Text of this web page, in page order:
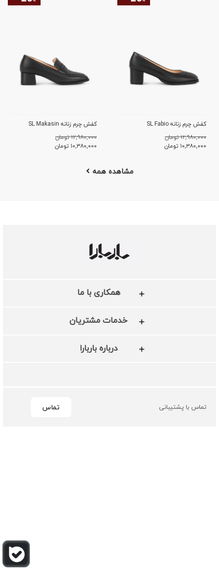
کفش چرم زنانه SL Fabio
۱۲,۹۸۰,۰۰۰ تومان
۱۰,۳۸۰,۰۰۰ تومان
کفش چرم زنانه SL Makasin
۱۲,۹۸۰,۰۰۰ تومان
۱۰,۳۸۰,۰۰۰ تومان
مشاهده همه
همکاری با ما
خدمات مشتریان
درباره باربارا
تماس با پشتیبانی تماس